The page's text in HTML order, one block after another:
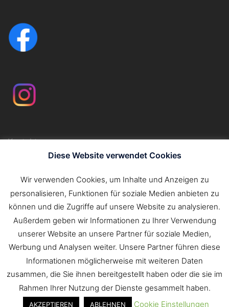
Kontakt
Impressum
Suchen
nach:
Diese Website verwendet Cookies
Wir verwenden Cookies, um Inhalte und Anzeigen zu
personalisieren, Funktionen für soziale Medien anbieten zu
können und die Zugriffe auf unsere Website zu analysieren.
Außerdem geben wir Informationen zu Ihrer Verwendung
unserer Website an unsere Partner für soziale Medien,
Werbung und Analysen weiter. Unsere Partner führen diese
Informationen möglicherweise mit weiteren Daten
zusammen, die Sie ihnen bereitgestellt haben oder die sie im
Rahmen Ihrer Nutzung der Dienste gesammelt haben.
AKZEPTIEREN ABLEHNEN Cookie Einstellungen